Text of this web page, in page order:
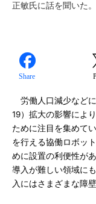
正敏氏に話を聞いた。
Share
労働人口減少など
19）拡大の影響によ
ために注目を集めて
を行える協働ロボッ
めに設置の利便性が
導入が難しい領域に
入にはさまざまな障